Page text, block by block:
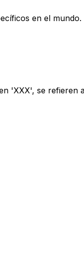
en el mundo.
'XXX', se refieren